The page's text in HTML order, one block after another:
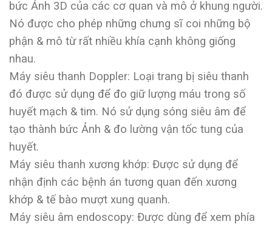
bức Ảnh 3D của các cơ quan và mô ở khung người.
Nó được cho phép những chưng sĩ coi những bộ
phận & mô từ rất nhiều khía cạnh không giống
nhau.
Máy siêu thanh Doppler: Loại trang bị siêu thanh
đó được sử dụng để đo giữ lượng máu trong số
huyết mạch & tim. Nó sử dụng sóng siêu âm để
tạo thành bức Ảnh & đo lường vận tốc tung của
huyết.
Máy siêu thanh xương khớp: Được sử dụng để
nhận định các bệnh án tương quan đến xương
khớp & tế bào mượt xung quanh.
Máy siêu âm endoscopy: Được dùng để xem phía